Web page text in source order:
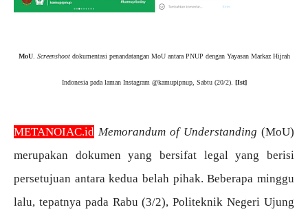
MoU. Screenshootdokumentasi penandatangan MoU antara PNUP dengan Yayasan Markaz Hijrah
Indonesia pada laman Instagram @kamupipnup, Sabtu (20/2). [Ist]
METANOIAC.id Memorandum of Understanding (MoU)
merupakan dokumen yang bersifat legal yang berisi
persetujuan antara kedua belah pihak. Beberapa minggu
lalu, tepatnya pada Rabu (3/2), Politeknik Negeri Ujung